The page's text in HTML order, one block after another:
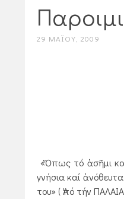
29 ΜΑΪ́ΟΥ, 2009
«Ὅπως τό ἀσῆμι
γνήσια καί
του» ( Ἀπό τήν